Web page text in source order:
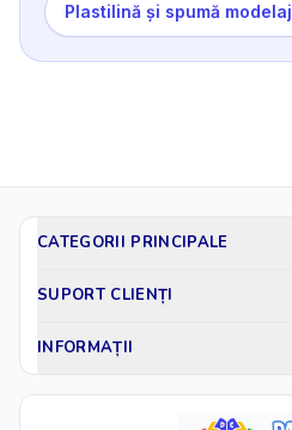
Plastilină și spumă modelaj
CATEGORII PRINCIPALE
SUPORT CLIENȚI
INFORMAȚII